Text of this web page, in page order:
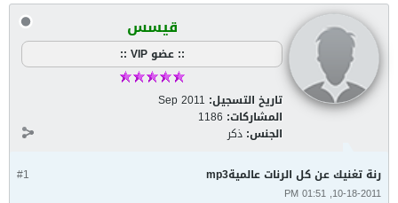
قيسس
:: عضو VIP ::
تاريخ التسجيل: Sep 2011
المشاركات: 1186
الجنس: ذكر
#1 رنة تغنيك عن كل الرنات عالميةmp3
10-18-2011, 01:51 PM